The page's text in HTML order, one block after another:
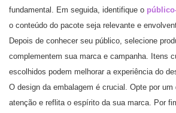
fundamental. Em seguida, identifique o
o conteúdo do pacote seja relevante e
Depois de conhecer seu público, selecione
complementem sua marca e campanha. Itens
escolhidos podem melhorar a experiência do
O design da embalagem é crucial. Opte por um
atenção e reflita o espírito da sua marca. Por